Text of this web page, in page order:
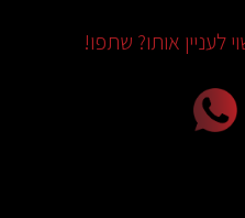
לעניין אותו? שתפו!